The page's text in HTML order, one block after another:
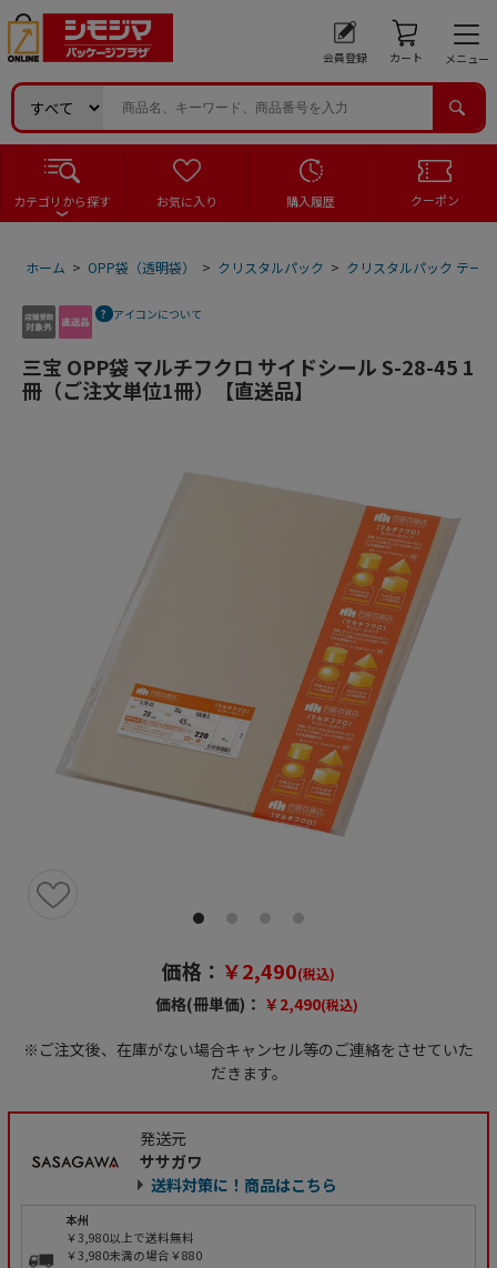
会員登録 カート メニュー
カテゴリから探す お気に入り 購入履歴 クーポン
ホーム > OPP袋（透明袋） > クリスタルパック > クリスタルパック テー
アイコンについて
三宝 OPP袋 マルチフクロ サイドシール S-28-45 1
冊（ご注文単位1冊）【直送品】
価格： ￥2,490(税込)
価格(冊単価)： ￥2,490(税込)
※ご注文後、在庫がない場合キャンセル等のご連絡をさせていた
だきます。
発送元
ササガワ
送料対策に！商品はこちら
本州
￥3,980以上で送料無料
￥3,980未満の場合￥880